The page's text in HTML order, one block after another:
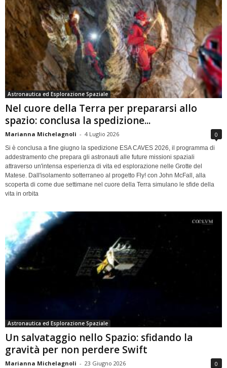
Astronautica ed Esplorazione Spaziale
Nel cuore della Terra per prepararsi allo
spazio: conclusa la spedizione...
Marianna Michelagnoli - 4 Luglio 2026 0
Si è conclusa a fine giugno la spedizione ESA CAVES 2026, il programma di
addestramento che prepara gli astronauti alle future missioni spaziali
attraverso un'intensa esperienza di vita ed esplorazione nelle Grotte del
Matese. Dall'isolamento sotterraneo al progetto Fly! con John McFall, alla
scoperta di come due settimane nel cuore della Terra simulano le sfide della
vita in orbita
Astronautica ed Esplorazione Spaziale
Un salvataggio nello Spazio: sfidando la
gravità per non perdere Swift
Marianna Michelagnoli - 23 Giugno 2026 0